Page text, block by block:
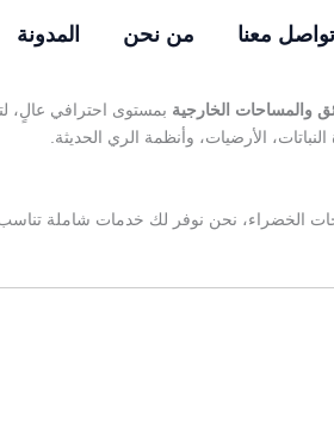
تواصل معنا من نحن المدونة
والمساحات الخارجية بمستوى احترافي عالٍ،
الأرضيات، وأنظمة الري الحديثة.
الخضراء، نحن نوفر لك خدمات شاملة تناسب